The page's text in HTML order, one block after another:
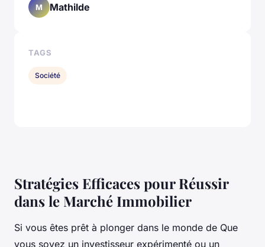
Stratégies Efficaces pour Réussir
dans le Marché Immobilier
Si vous êtes prêt à plonger dans le monde de Que
vous soyez un investisseur expérimenté ou un
M Mathilde
TAGS
Société